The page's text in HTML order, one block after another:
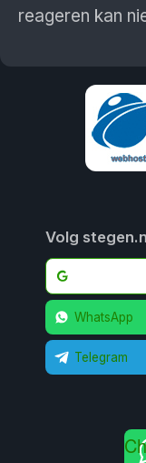
reageren kan
Volg
WhatsApp
Telegram